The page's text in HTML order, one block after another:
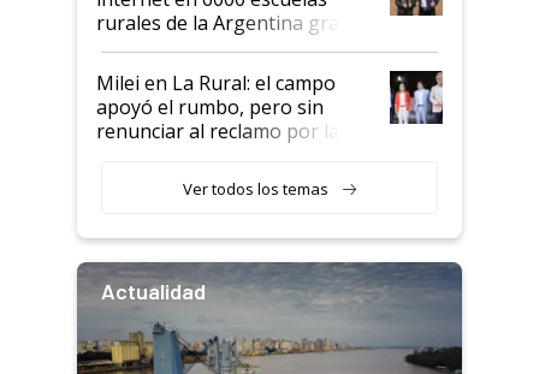
rurales de la Argentina gracias
a un acuerdo con Starlink
Milei en La Rural: el campo
apoyó el rumbo, pero sin
renunciar al reclamo por las
Ver todos los temas
Actualidad